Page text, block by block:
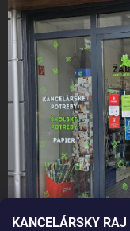
KANCELÁRSKY RAJ